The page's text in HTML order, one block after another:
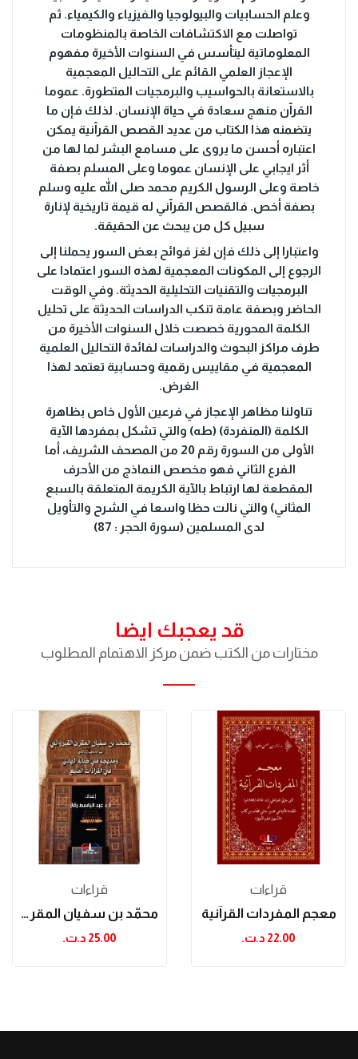
وعلم الحسابيات والبيولوجيا والفيزياء والكيمياء. ثم
تواصلت مع الاكتشافات الخاصة بالمنظومات
المعلوماتية ليتأسس في السنوات الأخيرة مفهوم
الإعجاز العلمي القائم على التحاليل المعجمية
بالاستعانة بالحواسيب والبرمجيات المتطورة. عموما
القرآن منهج سعادة في حياة الإنسان. لذلك فإن ما
يتضمنه هذا الكتاب من عديد القصص القرآنية يمكن
اعتباره أحسن ما يروى على مسامع البشر لما لها من
أثر ايجابي على الإنسان عموما وعلى المسلم بصفة
خاصة وعلى الرسول الكريم محمد صلى الله عليه وسلم
بصفة أخص. فالقصص القرآني له قيمة تاريخية لإنارة
سبيل كل من يبحث عن الحقيقة.
واعتبارا إلى ذلك فإن لغز فوائح بعض السور يحملنا إلى
الرجوع إلى المكونات المعجمية لهذه السور اعتمادا على
البرمجيات والتقنيات التحليلية الحديثة. وفي الوقت
الحاضر وبصفة عامة تنكب الدراسات الحديثة على تحليل
الكلمة المحورية خصصت خلال السنوات الأخيرة من
طرف مراكز البحوث والدراسات لفائدة التحاليل العلمية
المعجمية في مقاييس رقمية وحسابية تعتمد لهذا
الغرض.
تناولنا مظاهر الإعجاز في فرعين الأول خاص بظاهرة
الكلمة (المنفردة) (طه) والتي تشكل بمفردها الآية
الأولى من السورة رقم 20 من المصحف الشريف، أما
الفرع الثاني فهو مخصص النماذج من الأحرف
المقطعة لها ارتباط بالآية الكريمة المتعلقة بالسبع
المثاني) والتي نالت حظا واسعا في الشرح والتأويل
لدى المسلمين (سورة الحجر : 87)
قد يعجبك ايضا
مختارات من الكتب ضمن مركز الاهتمام المطلوب
قراءات
محمّد بن سفيان المقرئ القيروانيّ (ت...
25.00 د.ت.‏
قراءات
معجم المفردات القرآنية
22.00 د.ت.‏